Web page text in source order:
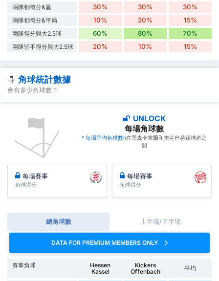
兩隊都得分&贏 30% 30% 30%
兩隊都得分&平局 10% 20% 15%
兩隊得分與大2.5球 60% 80% 70%
兩隊皆不得分與大2.5球 20% 10% 15%
角球統計數據
會有多少角球數？
UNLOCK
每場角球數
* 每場平均角球數h在黑森卡塞爾和奧芬巴赫踢球者之
間
每場賽事
角球得分
每場賽事
角球得分
總角球數 上半場/下半場
DATA FOR PREMIUM MEMBERS ONLY
賽事角球
Hessen
Kassel
Kickers
Offenbach
平均